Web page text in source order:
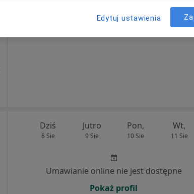
Umawianie online nie jest dostępne
Dziś
8 Sie
Jutro
9 Sie
Pon,
10 Sie
Wt,
11 Sie
Umawianie online nie jest dostępne
Pokaż profil
Edytuj ustawienia